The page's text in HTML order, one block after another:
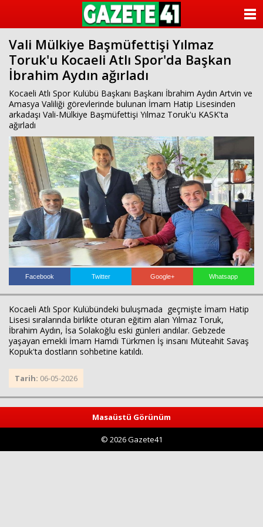
Vali Mülkiye Başmüfettişi Yılmaz
Toruk'u Kocaeli Atlı Spor'da Başkan
İbrahim Aydın ağırladı
Kocaeli Atlı Spor Kulübü Başkanı Başkanı İbrahim Aydın Artvin ve
Amasya Valiliği görevlerinde bulunan İmam Hatip Lisesinden
arkadaşı Vali-Mülkiye Başmüfettişi Yılmaz Toruk'u KASK'ta
ağırladı
Facebook Twitter Google+ Whatsapp
Kocaeli Atlı Spor Kulübündeki buluşmada geçmişte İmam Hatip
Lisesi sıralarında birlikte oturan eğitim alan Yılmaz Toruk,
İbrahim Aydın, İsa Solakoğlu eski günleri andılar. Gebzede
yaşayan emekli İmam Hamdi Türkmen İş insanı Müteahit Savaş
Kopuk'ta dostların sohbetine katıldı.
Tarih: 06-05-2026
Masaüstü Görünüm
© 2026 Gazete41
KATEGORİLER
ANKETLER
VİDEO GALERİ
KÜNYE
İLETİŞİM